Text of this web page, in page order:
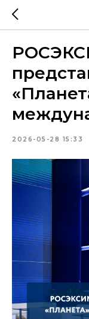
2026-05-28 15:33